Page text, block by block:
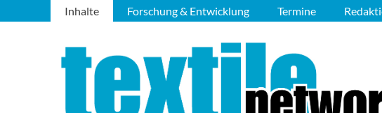
Inhalte Forschung & Entwicklung Termine